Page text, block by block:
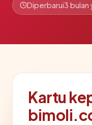
Diperbarui3 bulan
Kartu